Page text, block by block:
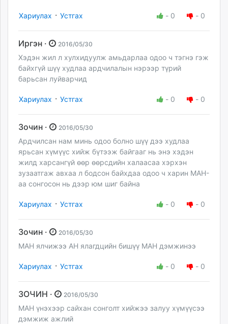
Хариулах · Устгах - 0 - 0
Иргэн · 2016/05/30
Хэдэн жил л хулхидуулж амьдарлаа одоо ч тэгнэ гэж
байхгүй шүү худлаа ардчилалын нэрээр түрий
барьсан луйварчид
Хариулах · Устгах - 0 - 0
Зочин · 2016/05/30
Ардчилсан нам минь одоо болно шүү дээ худлаа
ярьсан хүмүүс хийж бүтээж байгааг нь энэ хэдэн
жилд харсангүй өөр өөрсдийн халаасаа хэрхэн
зузаатгаж авхаа л бодсон байхдаа одоо ч харин МАН-
аа сонгосон нь дээр юм шиг байна
Хариулах · Устгах - 0 - 0
Зочин · 2016/05/30
МАН ялчижээ АН ялагдцийн бишүү МАН дэмжинээ
Хариулах · Устгах - 0 - 0
ЗОЧИН · 2016/05/30
МАН үнэхээр сайхан сонголт хийжээ залуу хүмүүсээ
дэмжиж ажлий